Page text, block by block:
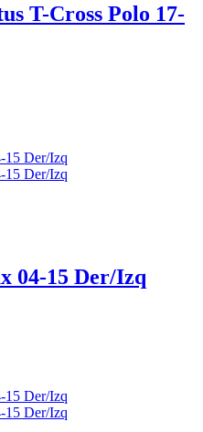
T-Cross Polo 17-
04-15 Der/Izq